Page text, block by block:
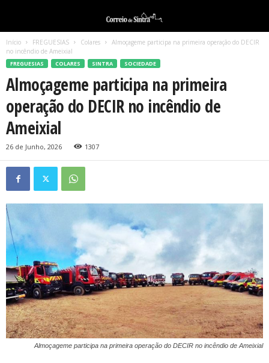
Início FREGUESIAS Colares
Almoçageme participa na primeira operação do DECIR
no incêndio de Ameixial
FREGUESIAS COLARES SINTRA SOCIEDADE
Almoçageme participa na primeira
operação do DECIR no incêndio de
Ameixial
26 de Junho, 2026 1307
Almoçageme participa na primeira operação do DECIR no incêndio de Ameixial